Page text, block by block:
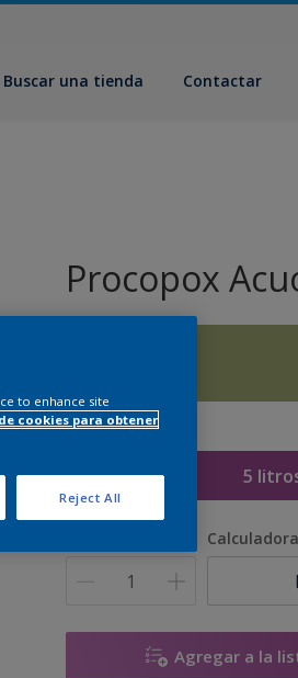
Buscar una tienda Contactar
Procopox
5
Agregar a la
to enhance site
cookies para obtener
Reject All